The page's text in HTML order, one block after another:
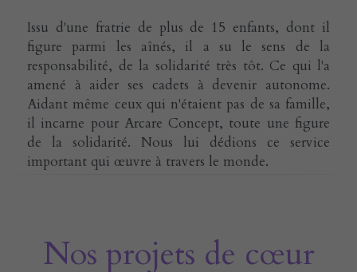
Issu d'une fratrie de plus de 15 enfants, dont il
figure parmi les aînés, il a su le sens de la
responsabilité, de la solidarité très tôt. Ce qui l'a
amené à aider ses cadets à devenir autonome.
Aidant même ceux qui n'étaient pas de sa famille,
il incarne pour Arcare Concept, toute une figure
de la solidarité. Nous lui dédions ce service
important qui œuvre à travers le monde.
Nos projets de cœur